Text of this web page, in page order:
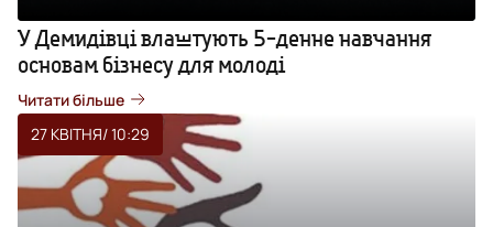
У Демидівці влаштують 5-денне навчання
основам бізнесу для молоді
Читати більше
27 КВІТНЯ/ 10:29